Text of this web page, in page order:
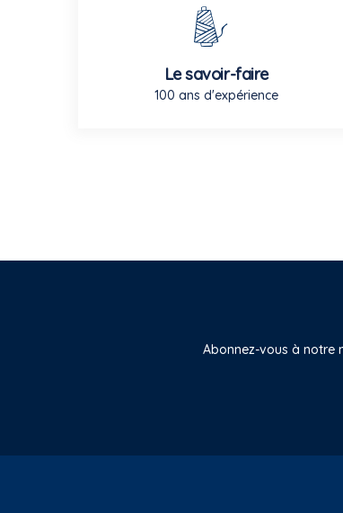
Le savoir-faire
100 ans d'expérience
Abonnez-vous à notre